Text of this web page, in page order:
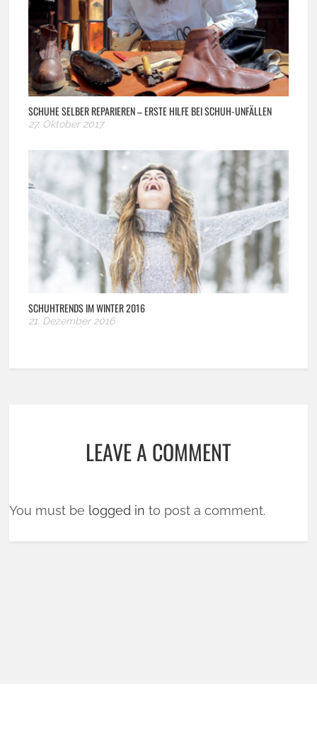
SCHUHE SELBER REPARIEREN – ERSTE HILFE BEI SCHUH-UNFÄLLEN
27. Oktober 2017
SCHUHTRENDS IM WINTER 2016
21. Dezember 2016
LEAVE A COMMENT
You must be logged in to post a comment.